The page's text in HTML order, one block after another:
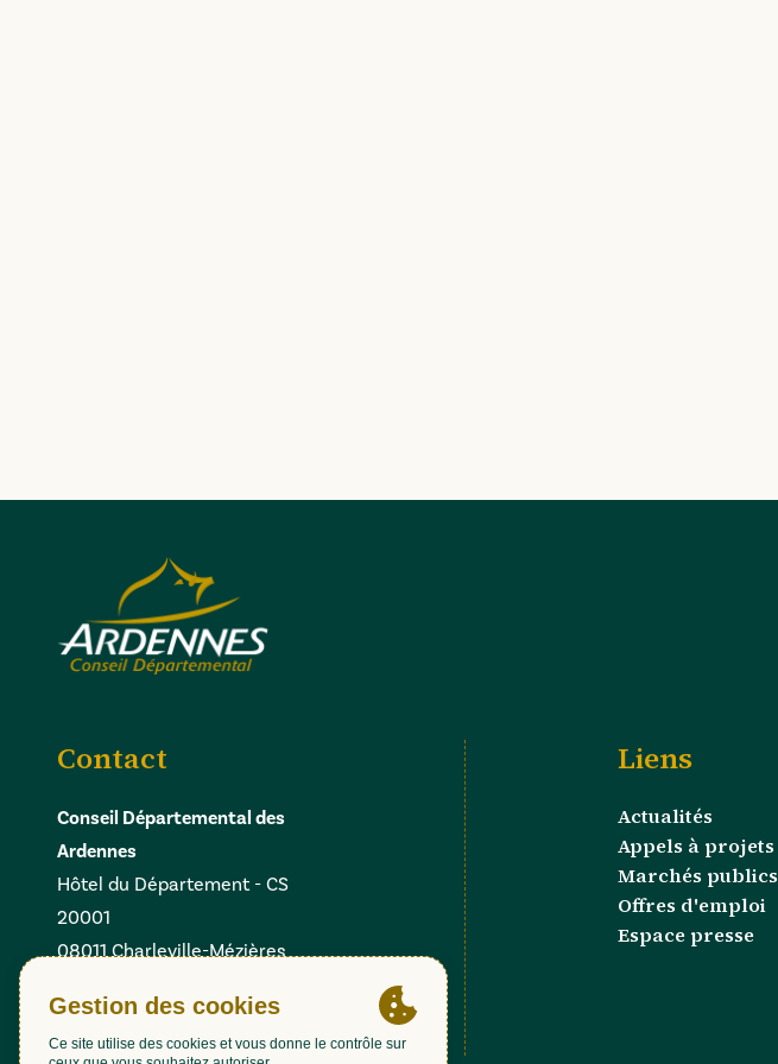
Contact
Conseil Départemental des
Ardennes
Hôtel du Département - CS
20001
08011 Charleville-Mézières
FacebookInstagramLinkedin
X
Liens
Actualités
Appels à projets
Marchés publics
Offres d'emploi
Espace presse